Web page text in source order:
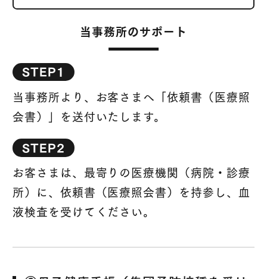
当事務所のサポート
STEP1
当事務所より、お客さまへ「依頼書（医療照
会書）」を送付いたします。
STEP2
お客さまは、最寄りの医療機関（病院・診療
所）に、依頼書（医療照会書）を持参し、血
液検査を受けてください。